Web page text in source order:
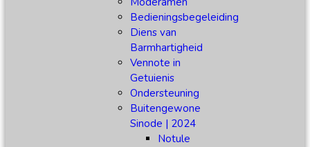
Bedieningsbegeleiding
Diens van
Barmhartigheid
Vennote in
Getuienis
Ondersteuning
Buitengewone
Sinode | 2024
Notule